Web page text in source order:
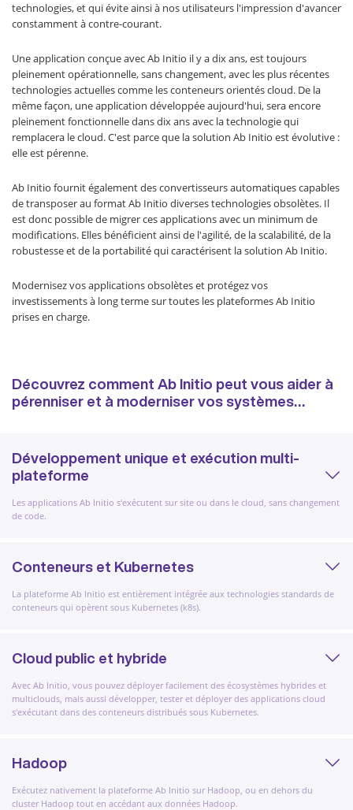
technologies, et qui évite ainsi à nos utilisateurs l'impression d'avancer
constamment à contre-courant.
Une application conçue avec Ab Initio il y a dix ans, est toujours
pleinement opérationnelle, sans changement, avec les plus récentes
technologies actuelles comme les conteneurs orientés cloud. De la
même façon, une application développée aujourd'hui, sera encore
pleinement fonctionnelle dans dix ans avec la technologie qui
remplacera le cloud. C'est parce que la solution Ab Initio est évolutive :
elle est pérenne.
Ab Initio fournit également des convertisseurs automatiques capables
de transposer au format Ab Initio diverses technologies obsolètes. Il
est donc possible de migrer ces applications avec un minimum de
modifications. Elles bénéficient ainsi de l'agilité, de la scalabilité, de la
robustesse et de la portabilité qui caractérisent la solution Ab Initio.
Modernisez vos applications obsolètes et protégez vos
investissements à long terme sur toutes les plateformes Ab Initio
prises en charge.
Découvrez comment Ab Initio peut vous aider à
pérenniser et à moderniser vos systèmes…
Développement unique et exécution multi-
plateforme
Les applications Ab Initio s'exécutent sur site ou dans le cloud, sans changement
de code.
Conteneurs et Kubernetes
La plateforme Ab Initio est entièrement intégrée aux technologies standards de
conteneurs qui opèrent sous Kubernetes (k8s).
Cloud public et hybride
Avec Ab Initio, vous pouvez déployer facilement des écosystèmes hybrides et
multiclouds, mais aussi développer, tester et déployer des applications cloud
s'exécutant dans des conteneurs distribués sous Kubernetes.
Hadoop
Exécutez nativement la plateforme Ab Initio sur Hadoop, ou en dehors du
cluster Hadoop tout en accédant aux données Hadoop.